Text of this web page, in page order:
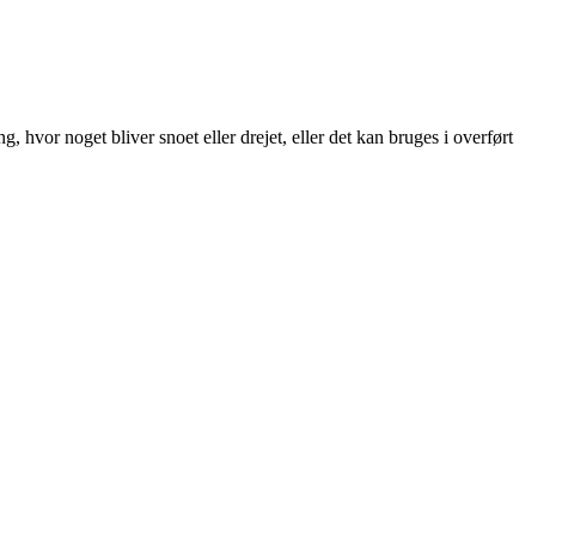
hvor noget bliver snoet eller drejet, eller det kan bruges i overført